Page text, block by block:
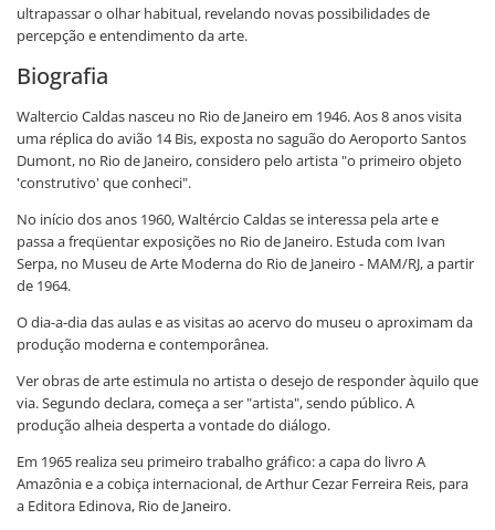
ultrapassar o olhar habitual, revelando novas possibilidades de
percepção e entendimento da arte.
Biografia
Waltercio Caldas nasceu no Rio de Janeiro em 1946. Aos 8 anos visita
uma réplica do avião 14 Bis, exposta no saguão do Aeroporto Santos
Dumont, no Rio de Janeiro, considero pelo artista "o primeiro objeto
'construtivo' que conheci".
No início dos anos 1960, Waltércio Caldas se interessa pela arte e
passa a freqüentar exposições no Rio de Janeiro. Estuda com Ivan
Serpa, no Museu de Arte Moderna do Rio de Janeiro - MAM/RJ, a partir
de 1964.
O dia-a-dia das aulas e as visitas ao acervo do museu o aproximam da
produção moderna e contemporânea.
Ver obras de arte estimula no artista o desejo de responder àquilo que
via. Segundo declara, começa a ser "artista", sendo público. A
produção alheia desperta a vontade do diálogo.
Em 1965 realiza seu primeiro trabalho gráfico: a capa do livro A
Amazônia e a cobiça internacional, de Arthur Cezar Ferreira Reis, para
a Editora Edinova, Rio de Janeiro.